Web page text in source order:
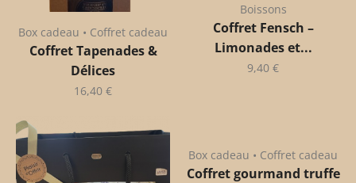
Box cadeau • Coffret cadeau
Coffret Tapenades &
Délices
16,40 €
Boissons
Coffret Fensch –
Limonades et...
9,40 €
Box cadeau • Coffret cadeau
Coffret gourmand truffe